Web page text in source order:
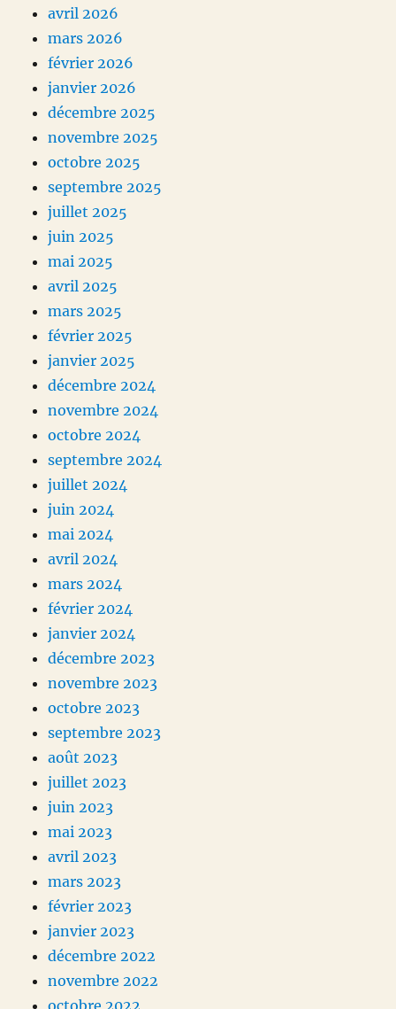
avril 2026
mars 2026
février 2026
janvier 2026
décembre 2025
novembre 2025
octobre 2025
septembre 2025
juillet 2025
juin 2025
mai 2025
avril 2025
mars 2025
février 2025
janvier 2025
décembre 2024
novembre 2024
octobre 2024
septembre 2024
juillet 2024
juin 2024
mai 2024
avril 2024
mars 2024
février 2024
janvier 2024
décembre 2023
novembre 2023
octobre 2023
septembre 2023
août 2023
juillet 2023
juin 2023
mai 2023
avril 2023
mars 2023
février 2023
janvier 2023
décembre 2022
novembre 2022